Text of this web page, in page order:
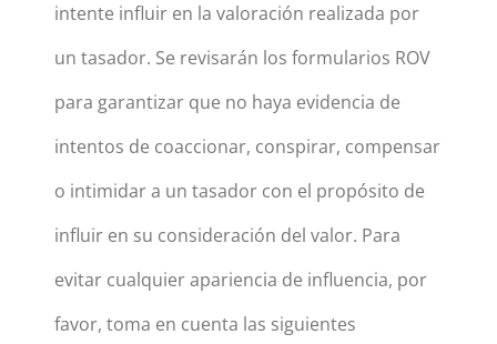
intente influir en la valoración realizada por
un tasador. Se revisarán los formularios ROV
para garantizar que no haya evidencia de
intentos de coaccionar, conspirar, compensar
o intimidar a un tasador con el propósito de
influir en su consideración del valor. Para
evitar cualquier apariencia de influencia, por
favor, toma en cuenta las siguientes